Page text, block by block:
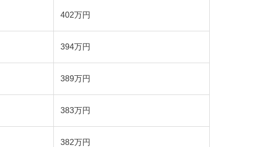
402万円
394万円
389万円
383万円
382万円